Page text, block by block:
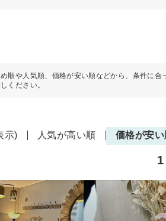
順や人気順、価格が安い順などから、条件に合
ください。
示) 人気が高い順 価格が安い
1